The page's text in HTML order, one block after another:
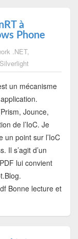
à
Phone
.NET,
Silverlight
un mécanisme
Jounce,
de l’IoC. Je
un point sur l’IoC
Il s’agit d’un
lui convient
Bonne lecture et